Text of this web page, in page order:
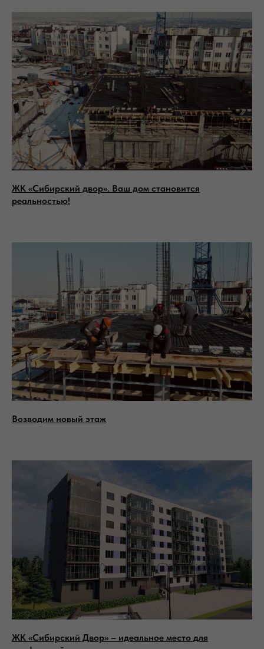
ЖК «Сибирский двор». Ваш дом становится
реальностью!
Возводим новый этаж
ЖК «Сибирский Двор» – идеальное место для
Заполните форму и мы свяжемся с
вами в течение 15 минут
Отправить
660048, Красноярск г, 2-Я
Брянская ул, дом 42
ООО Специализированный застройщик
"Сибирь"
ИНН: 2466188626
КПП: 246601001
ОГРН: 1182468004366
данных
+7 (391) 205-09-01
Отделы продаж